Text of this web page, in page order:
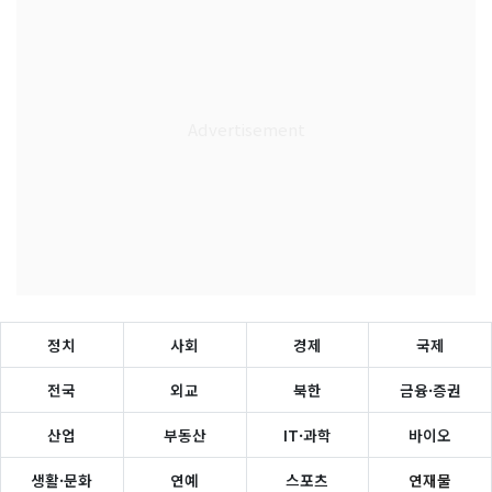
정치 사회 경제 국제
전국 외교 북한 금융·증권
산업 부동산 IT·과학 바이오
생활·문화 연예 스포츠 연재물